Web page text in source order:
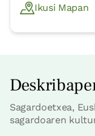
Ikusi Mapan
Sagardoetxea,
sagardoaren